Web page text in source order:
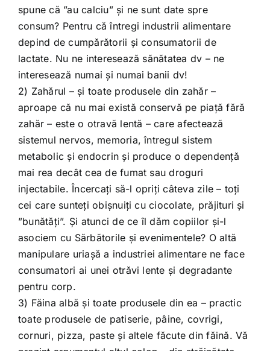
spune că ”au calciu” și ne sunt date spre
consum? Pentru că întregi industrii alimentare
depind de cumpărătorii și consumatorii de
lactate. Nu ne interesează sănătatea dv – ne
interesează numai și numai banii dv!
2) Zahărul – și toate produsele din zahăr –
aproape că nu mai există conservă pe piață fără
zahăr – este o otravă lentă – care afectează
sistemul nervos, memoria, întregul sistem
metabolic și endocrin și produce o dependență
mai rea decât cea de fumat sau droguri
injectabile. Încercați să-l opriți câteva zile – toți
cei care sunteți obișnuiți cu ciocolate, prăjituri și
”bunătăți”. Și atunci de ce îl dăm copiilor și-l
asociem cu Sărbătorile și evenimentele? O altă
manipulare uriașă a industriei alimentare ne face
consumatori ai unei otrăvi lente și degradante
pentru corp.
3) Făina albă și toate produsele din ea – practic
toate produsele de patiserie, pâine, covrigi,
cornuri, pizza, paste și altele făcute din făină. Vă